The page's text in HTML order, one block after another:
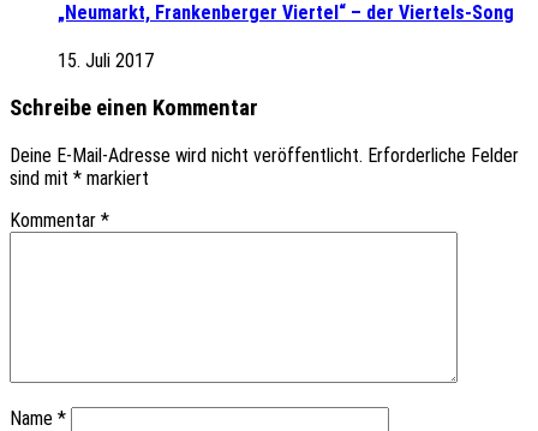
„Neumarkt, Frankenberger Viertel“ – der Viertels-Song
15. Juli 2017
Schreibe einen Kommentar
Deine E-Mail-Adresse wird nicht veröffentlicht. Erforderliche Felder
sind mit * markiert
Kommentar *
Name *